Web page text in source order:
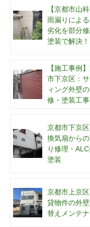
【京都市山科
雨漏りによ
劣化を部分修
塗装で解決！
【施工事例
市下京区：
ィング外壁
修・塗装工事
京都市下京
換気扇から
り修理・
塗装
京都市上京
貸物件の外壁
替えメンテ